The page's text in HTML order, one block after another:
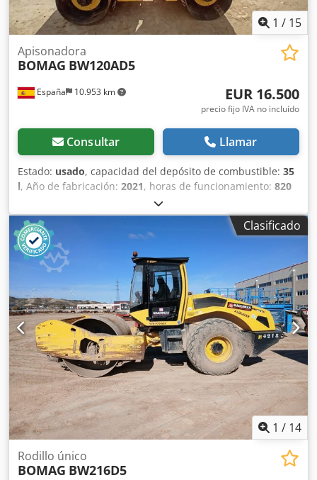
1 / 15
España 10.953 km
Apisonadora
BOMAG BW120AD5
EUR 16.500
precio fijo IVA no incluído
Consultar Llamar
Estado: usado, capacidad del depósito de combustible: 35
l, Año de fabricación: 2021, horas de funcionamiento: 820
, Peso en vacío: 2.700 kg Dimensiones (lxanxal): 253 x 127
x 257 cm Ubicación: Casarrubios del monte (Toledo) Djdpfx
Aey Iz A Ajnuock El BOMAG BW120AD5 es ideal para tareas
de compactación ligera en obras urbanas o mantenimiento
de carreteras. Buena maniobrabilidad, controles sencillos
y funcionamiento correcto. Se presenta en estado
operativo, preparado para trabajar desde el primer día.
Perfecto para optimizar tu inversión con maquinaria de
segunda mano. Tipología: Ligera Anchura de tambor: 1.200
mm Diámetro de tambor: 700 mm Capacidad de depósito:
35 l CE
Clasificado
1 / 14
Rodillo único
BOMAG BW216D5